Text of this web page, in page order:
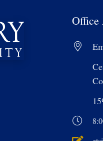
Office